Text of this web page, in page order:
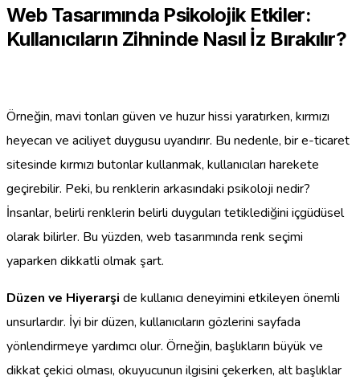
Web Tasarımında Psikolojik Etkiler:
Kullanıcıların Zihninde Nasıl İz Bırakılır?
Örneğin, mavi tonları güven ve huzur hissi yaratırken, kırmızı
heyecan ve aciliyet duygusu uyandırır. Bu nedenle, bir e-ticaret
sitesinde kırmızı butonlar kullanmak, kullanıcıları harekete
geçirebilir. Peki, bu renklerin arkasındaki psikoloji nedir?
İnsanlar, belirli renklerin belirli duyguları tetiklediğini içgüdüsel
olarak bilirler. Bu yüzden, web tasarımında renk seçimi
yaparken dikkatli olmak şart.
Düzen ve Hiyerarşi de kullanıcı deneyimini etkileyen önemli
unsurlardır. İyi bir düzen, kullanıcıların gözlerini sayfada
yönlendirmeye yardımcı olur. Örneğin, başlıkların büyük ve
dikkat çekici olması, okuyucunun ilgisini çekerken, alt başlıklar